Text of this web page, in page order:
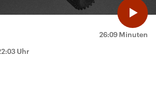
26:09 Minuten
Uhr